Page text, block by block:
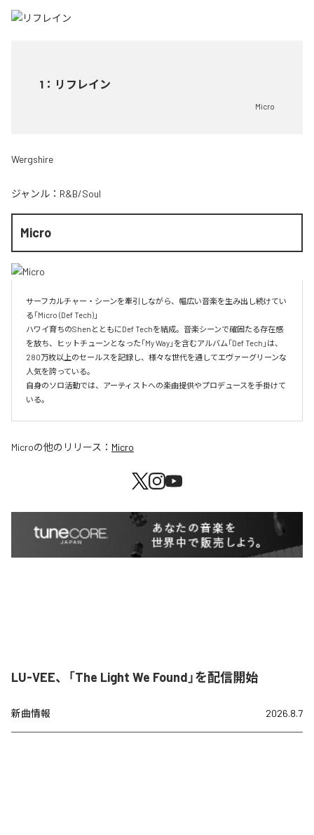
1 ： リフレイン
Micro
Wergshire
ジャンル： R&B/Soul
Micro
サーフカルチャー・シーンを牽引しながら、幅広い音楽を生み出し続けてい
る「Micro (Def Tech)」
ハワイ育ちのShenとともにDef Techを結成。音楽シーンで確固たる存在感
を放ち、ヒットチューンとなった「My Way」を含むアルバム「Def Tech」は、
280万枚以上のセールスを記録し、様々な世代を通してエヴァーグリーンな
人気を誇っている。
自身のソロ活動では、アーティストへの楽曲提供やプロデュースを手掛けて
いる。
Microの他のリリース： Micro
LU-VEE、「The Light We Found」を配信開始
新曲情報 2026.8.7